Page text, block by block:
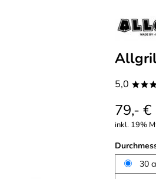
5,0
79,- €
inkl. 19%
30